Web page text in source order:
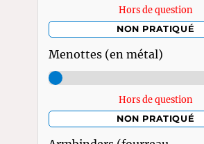
Hors de question
NON PRATIQUÉ
Menottes (en métal)
Hors de question
NON PRATIQUÉ